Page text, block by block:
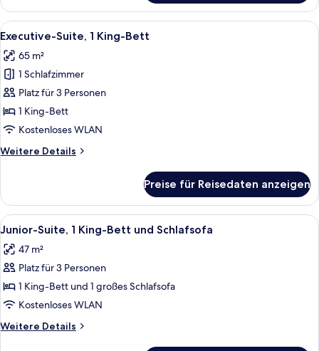
Zweibettzimmer,
2 Einzelbetten,
Poolblick
Alle
Fotos
für
Executive-
Suite,
1 King-
Bett
Executive-Suite, 1 King-Bett |
15
Executive-Suite, 1 King-Bett
65 m²
1 Schlafzimmer
Platz für 3 Personen
1 King-Bett
Kostenloses WLAN
Weitere Details
Weitere
Suite,
1 King-
Bett
Preise für Reisedaten anzeigen
Alle
Fotos
für
Junior-
Suite,
1 King-
Bett
und
Junior-Suite, 1 King-Bett und
7
Junior-Suite, 1 King-Bett und Schlafsofa
47 m²
Platz für 3 Personen
1 King-Bett und 1 großes Schlafsofa
Kostenloses WLAN
Weitere Details
Weitere